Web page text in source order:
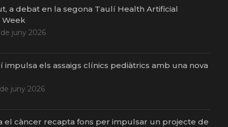
a debat en la segona Taulí Health Artificial
juny 2026
impulsa els assaigs clínics pediàtrics amb una nova
juny 2026
el càncer recapta fons per impulsar un projecte de